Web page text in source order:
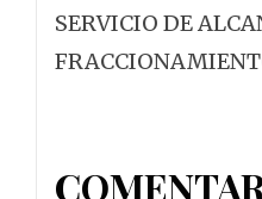
SERVICIO DE